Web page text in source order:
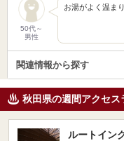
50代～
男性
お湯がよく温ま
関連情報から探す
秋田県の週間アクセス
ルートイン